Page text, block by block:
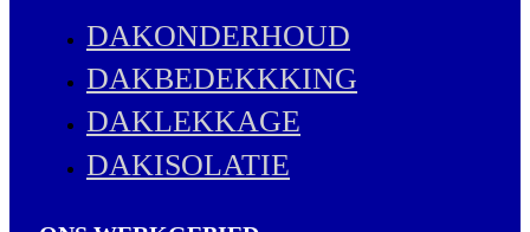
DAKONDERHOUD
DAKBEDEKKKING
DAKLEKKAGE
DAKISOLATIE